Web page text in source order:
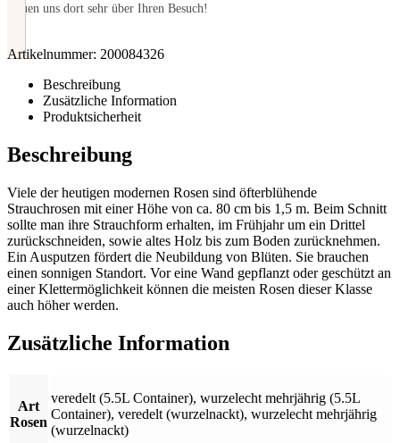
freuen uns dort sehr über Ihren Besuch!
Artikelnummer: 200084326
Beschreibung
Zusätzliche Information
Produktsicherheit
Beschreibung
Viele der heutigen modernen Rosen sind öfterblühende
Strauchrosen mit einer Höhe von ca. 80 cm bis 1,5 m. Beim Schnitt
sollte man ihre Strauchform erhalten, im Frühjahr um ein Drittel
zurückschneiden, sowie altes Holz bis zum Boden zurücknehmen.
Ein Ausputzen fördert die Neubildung von Blüten. Sie brauchen
einen sonnigen Standort. Vor eine Wand gepflanzt oder geschützt an
einer Klettermöglichkeit können die meisten Rosen dieser Klasse
auch höher werden.
Zusätzliche Information
Art
Rosen
veredelt (5.5L Container), wurzelecht mehrjährig (5.5L
Container), veredelt (wurzelnackt), wurzelecht mehrjährig
(wurzelnackt)